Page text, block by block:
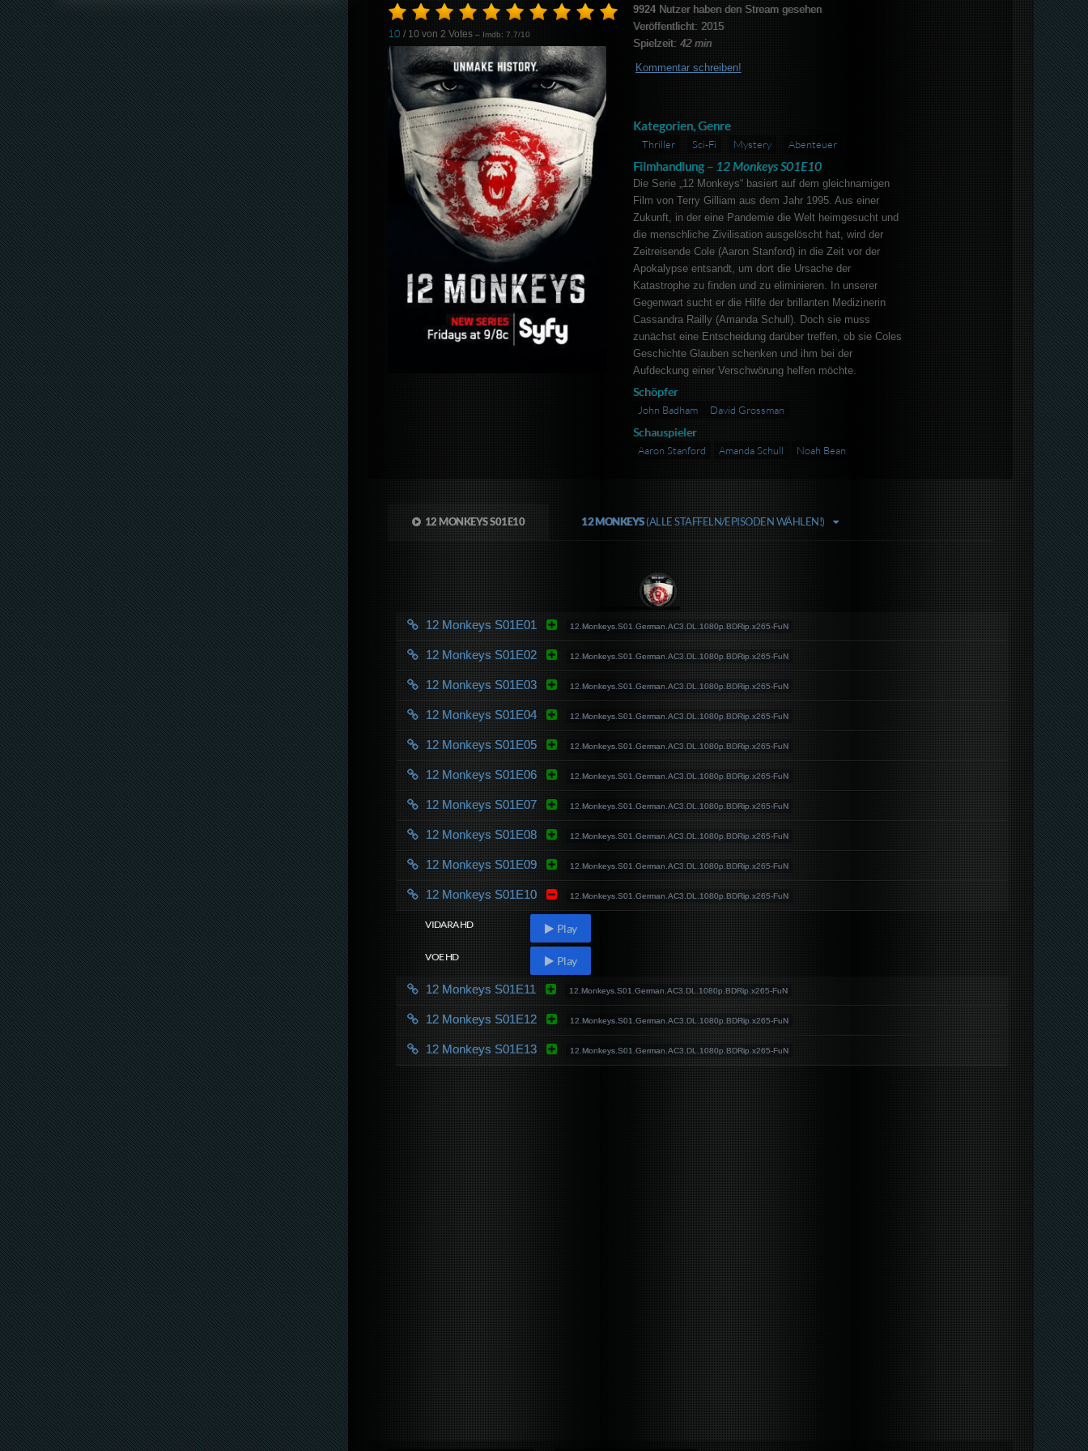
10 / 10 von2 Votes – Imdb: 7.7/10
9924Nutzer haben den Stream gesehen
Veröffentlicht: 2015
Spielzeit: 42 min
Kommentar schreiben!
Kategorien, Genre
Thriller Sci-Fi Mystery Abenteuer
Filmhandlung – 12 Monkeys S01E10
Die Serie „12 Monkeys“ basiert auf dem gleichnamigen
Film von Terry Gilliam aus dem Jahr 1995. Aus einer
Zukunft, in der eine Pandemie die Welt heimgesucht und
die menschliche Zivilisation ausgelöscht hat, wird der
Zeitreisende Cole (Aaron Stanford) in die Zeit vor der
Apokalypse entsandt, um dort die Ursache der
Katastrophe zu finden und zu eliminieren. In unserer
Gegenwart sucht er die Hilfe der brillanten Medizinerin
Cassandra Railly (Amanda Schull). Doch sie muss
zunächst eine Entscheidung darüber treffen, ob sie Coles
Geschichte Glauben schenken und ihm bei der
Aufdeckung einer Verschwörung helfen möchte.
Schöpfer
John Badham David Grossman
Schauspieler
Aaron Stanford Amanda Schull Noah Bean
12 MONKEYS S01E10 12 MONKEYS(ALLE STAFFELN/EPISODEN WÄHLEN!)
12 Monkeys S01E01 12.Monkeys.S01.German.AC3.DL.1080p.BDRip.x265-FuN
12 Monkeys S01E02 12.Monkeys.S01.German.AC3.DL.1080p.BDRip.x265-FuN
12 Monkeys S01E03 12.Monkeys.S01.German.AC3.DL.1080p.BDRip.x265-FuN
12 Monkeys S01E04 12.Monkeys.S01.German.AC3.DL.1080p.BDRip.x265-FuN
12 Monkeys S01E05 12.Monkeys.S01.German.AC3.DL.1080p.BDRip.x265-FuN
12 Monkeys S01E06 12.Monkeys.S01.German.AC3.DL.1080p.BDRip.x265-FuN
12 Monkeys S01E07 12.Monkeys.S01.German.AC3.DL.1080p.BDRip.x265-FuN
12 Monkeys S01E08 12.Monkeys.S01.German.AC3.DL.1080p.BDRip.x265-FuN
12 Monkeys S01E09 12.Monkeys.S01.German.AC3.DL.1080p.BDRip.x265-FuN
12 Monkeys S01E10 12.Monkeys.S01.German.AC3.DL.1080p.BDRip.x265-FuN
VIDARA HD Play
VOE HD Play
12 Monkeys S01E11 12.Monkeys.S01.German.AC3.DL.1080p.BDRip.x265-FuN
12 Monkeys S01E12 12.Monkeys.S01.German.AC3.DL.1080p.BDRip.x265-FuN
12 Monkeys S01E13 12.Monkeys.S01.German.AC3.DL.1080p.BDRip.x265-FuN